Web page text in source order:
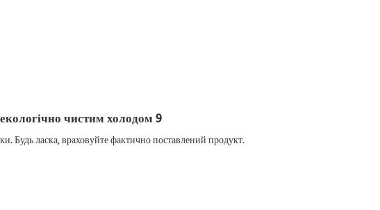
Будь ласка, враховуйте фактично поставлений продукт.